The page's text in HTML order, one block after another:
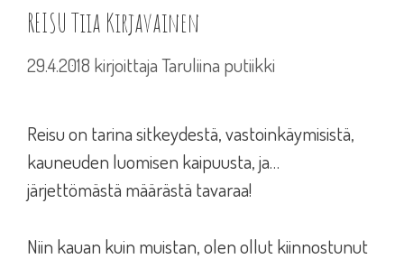
REISU Tiia Kirjavainen
29.4.2018 kirjoittajaTaruliina putiikki
Reisu on tarina sitkeydestä, vastoinkäymisistä,
kauneuden luomisen kaipuusta, ja…
järjettömästä määrästä tavaraa!
Niin kauan kuin muistan, olen ollut kiinnostunut